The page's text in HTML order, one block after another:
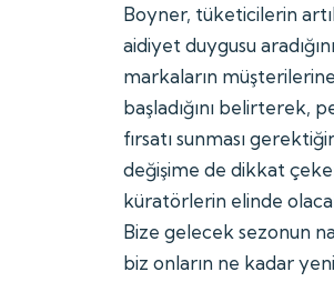
Boyner, tüketicilerin
aidiyet duygusu
markaların
başladığını belirterek,
fırsatı sunması
değişime de dikkat
küratörlerin elinde
Bize gelecek sezonun
biz onların ne kadar